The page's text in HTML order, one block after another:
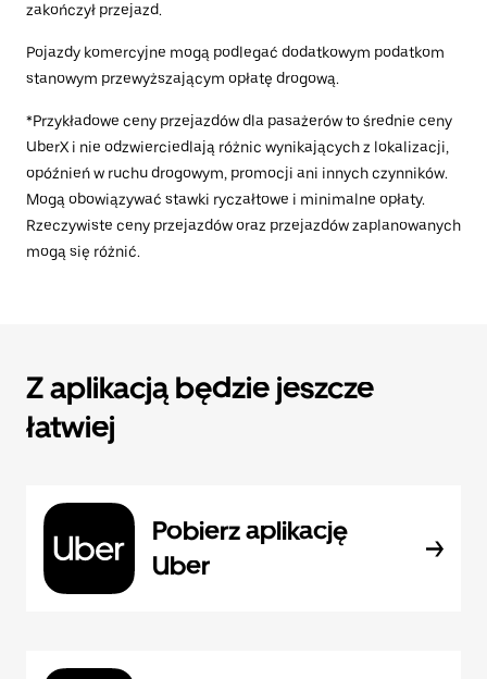
zakończył przejazd.
Pojazdy komercyjne mogą podlegać dodatkowym podatkom
stanowym przewyższającym opłatę drogową.
*Przykładowe ceny przejazdów dla pasażerów to średnie ceny
UberX i nie odzwierciedlają różnic wynikających z lokalizacji,
opóźnień w ruchu drogowym, promocji ani innych czynników.
Mogą obowiązywać stawki ryczałtowe i minimalne opłaty.
Rzeczywiste ceny przejazdów oraz przejazdów zaplanowanych
mogą się różnić.
Z aplikacją będzie jeszcze
łatwiej
Pobierz aplikację
Uber